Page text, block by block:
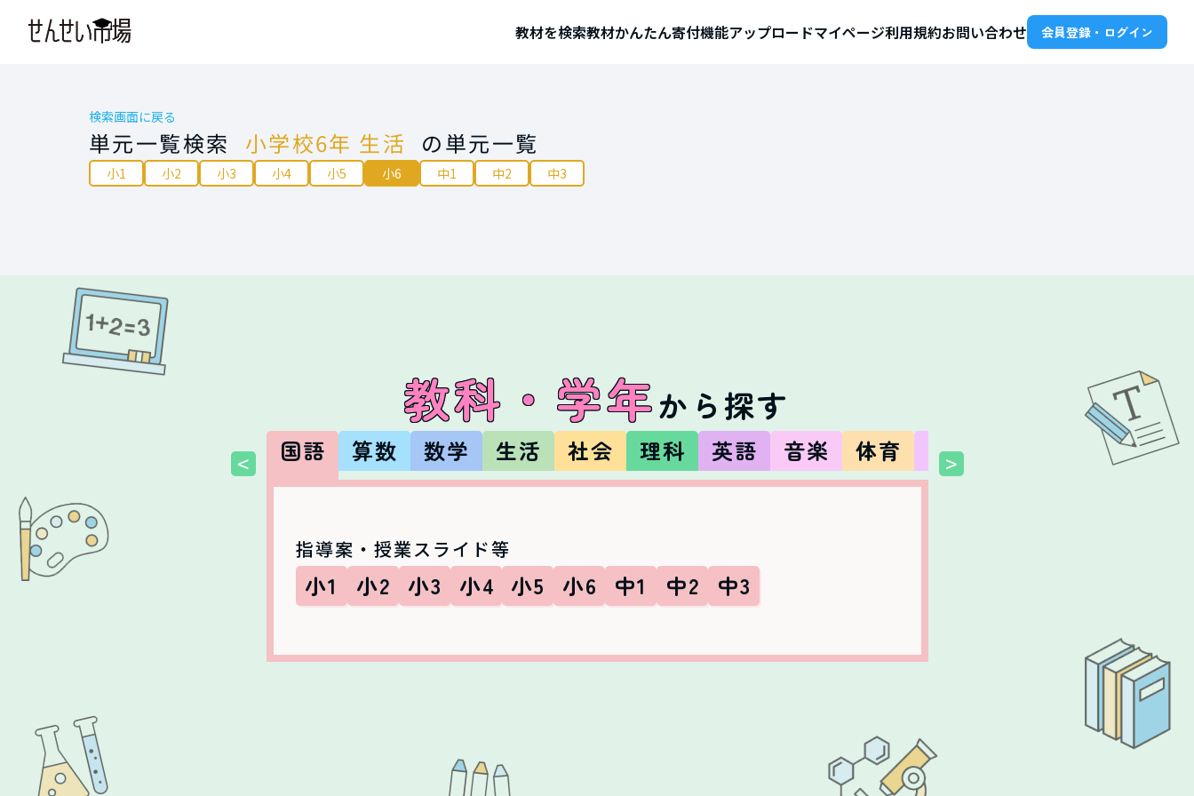
教材を検索教材かんたん寄付機能アップロードマイページ利用規約お問い合わせ 会員登録・ログイン
検索画面に戻る
単元一覧検索 小学校6年 生活 の単元一覧
小1 小2 小3 小4 小5 小6 中1 中2 中3
教科・学年から探す
国語 算数 数学 生活 社会 理科 英語 音楽 体育 図工 技術 家庭
< >
指導案・授業スライド等
小1 小2 小3 小4 小5 小6 中1 中2 中3